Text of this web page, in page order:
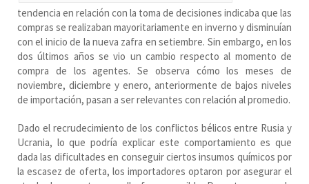
tendencia en relación con la toma de decisiones indicaba que las
compras se realizaban mayoritariamente en inverno y disminuían
con el inicio de la nueva zafra en setiembre. Sin embargo, en los
dos últimos años se vio un cambio respecto al momento de
compra de los agentes. Se observa cómo los meses de
noviembre, diciembre y enero, anteriormente de bajos niveles
de importación, pasan a ser relevantes con relación al promedio.
Dado el recrudecimiento de los conflictos bélicos entre Rusia y
Ucrania, lo que podría explicar este comportamiento es que
dada las dificultades en conseguir ciertos insumos químicos por
la escasez de oferta, los importadores optaron por asegurar el